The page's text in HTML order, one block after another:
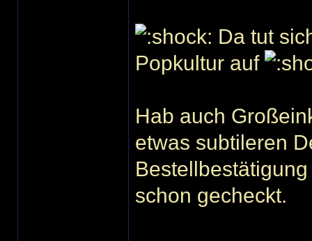
Da tut
Popkultur auf
Hab auch
etwas subtileren
schon gecheckt.